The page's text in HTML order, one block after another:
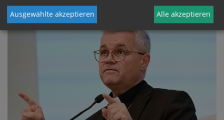
Ausgewählte akzeptieren Alle akzeptieren